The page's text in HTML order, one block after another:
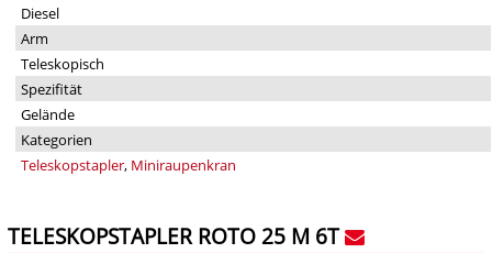
Diesel
Arm
Teleskopisch
Spezifität
Gelände
Kategorien
Teleskopstapler, Miniraupenkran
TELESKOPSTAPLER ROTO 25 M 6T